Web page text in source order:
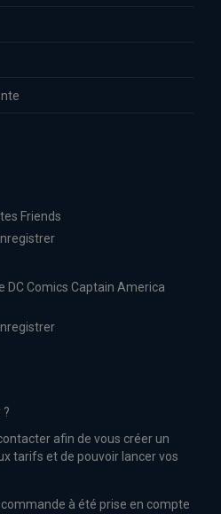
Friends
DC Comics Captain America
afin de vous créer un
tarifs et de pouvoir lancer vos
à été prise en compte